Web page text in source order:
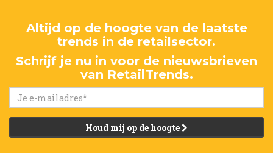
Altijd op de hoogte van de laatste
trends in de retailsector.
Schrijf je nu in voor de nieuwsbrieven
van RetailTrends.
Houd mij op de hoogte